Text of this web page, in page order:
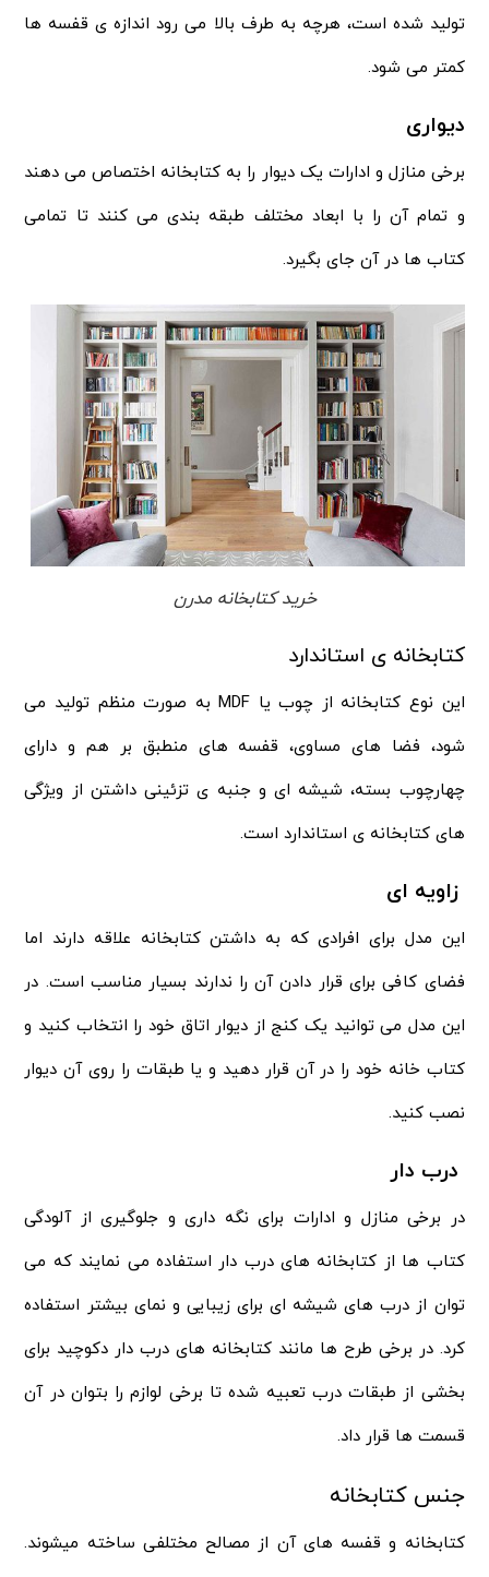
تولید شده است، هرچه به طرف بالا می رود اندازه‌ ی قفسه‌ ها
کمتر می‌ شود.
دیواری
برخی منازل و ادارات یک دیوار را به کتابخانه اختصاص می دهند
و تمام آن را با ابعاد مختلف طبقه بندی می کنند تا تمامی
کتاب ها در آن جای بگیرد.
خرید کتابخانه مدرن
کتابخانه‌ ی استاندارد
این نوع کتابخانه از چوب یا MDF به صورت منظم تولید می‌
شود، فضا های مساوی، قفسه‌ های منطبق بر هم و دارای
چهارچوب بسته، شیشه‌ ای و جنبه‌ ی تزئینی داشتن از ویژگی‌
های کتابخانه‌ ی استاندارد است.
زاویه ای
این مدل برای افرادی که به داشتن کتابخانه علاقه دارند اما
فضای کافی برای قرار دادن آن را ندارند بسیار مناسب است. در
این مدل می توانید یک کنج از دیوار اتاق خود را انتخاب کنید و
کتاب خانه خود را در آن قرار دهید و یا طبقات را روی آن دیوار
نصب کنید.
درب دار
در برخی منازل و ادارات برای نگه داری و جلوگیری از آلودگی
کتاب ها از کتابخانه های درب دار استفاده می نمایند که می
توان از درب های شیشه ای برای زیبایی و نمای بیشتر استفاده
کرد. در برخی طرح ها مانند کتابخانه های درب دار دکوچید برای
بخشی از طبقات درب تعبیه شده تا برخی لوازم را بتوان در آن
قسمت ها قرار داد.
جنس کتابخانه
کتابخانه و قفسه های آن از مصالح مختلفی ساخته میشوند.